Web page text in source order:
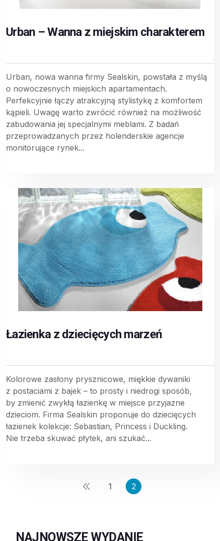
Urban – Wanna z miejskim charakterem
Urban, nowa wanna firmy Sealskin, powstała z myślą
o nowoczesnych miejskich apartamentach.
Perfekcyjnie łączy atrakcyjną stylistykę z komfortem
kąpieli. Uwagę warto zwrócić również na możliwość
zabudowania jej specjalnymi meblami. Z badań
przeprowadzanych przez holenderskie agencje
monitorujące rynek...
Łazienka z dziecięcych marzeń
Kolorowe zasłony prysznicowe, miękkie dywaniki
z postaciami z bajek – to prosty i niedrogi sposób,
by zmienić zwykłą łazienkę w miejsce przyjazne
dzieciom. Firma Sealskin proponuje do dziecięcych
łazienek kolekcje: Sebastian, Princess i Duckling.
Nie trzeba skuwać płytek, ani szukać...
1 2
NAJNOWSZE WYDANIE